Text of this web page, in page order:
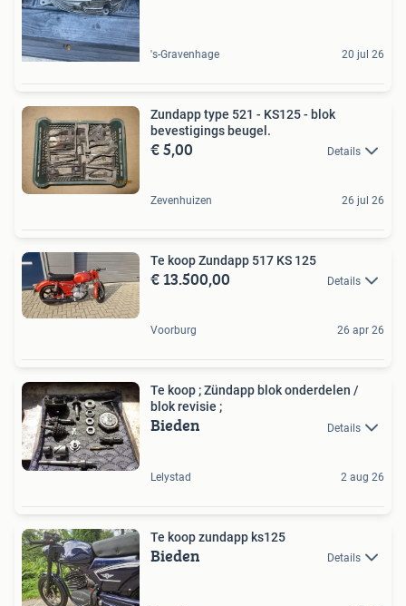
's-Gravenhage 20 jul 26
Zundapp type 521 - KS125 - blok
bevestigings beugel.
€ 5,00 Details
Zevenhuizen 26 jul 26
Te koop Zundapp 517 KS 125
€ 13.500,00 Details
Voorburg 26 apr 26
Te koop ; Zündapp blok onderdelen /
blok revisie ;
Bieden Details
Lelystad 2 aug 26
Te koop zundapp ks125
Bieden Details